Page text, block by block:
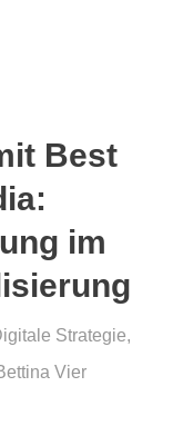
Best
im
Strategie,
Vier